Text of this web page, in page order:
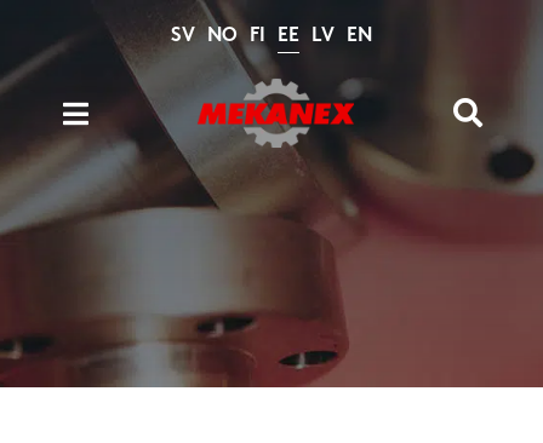
content
SV NO FI EE LV EN
Toggle
Navigation
Arhiiv
Toggle
for: